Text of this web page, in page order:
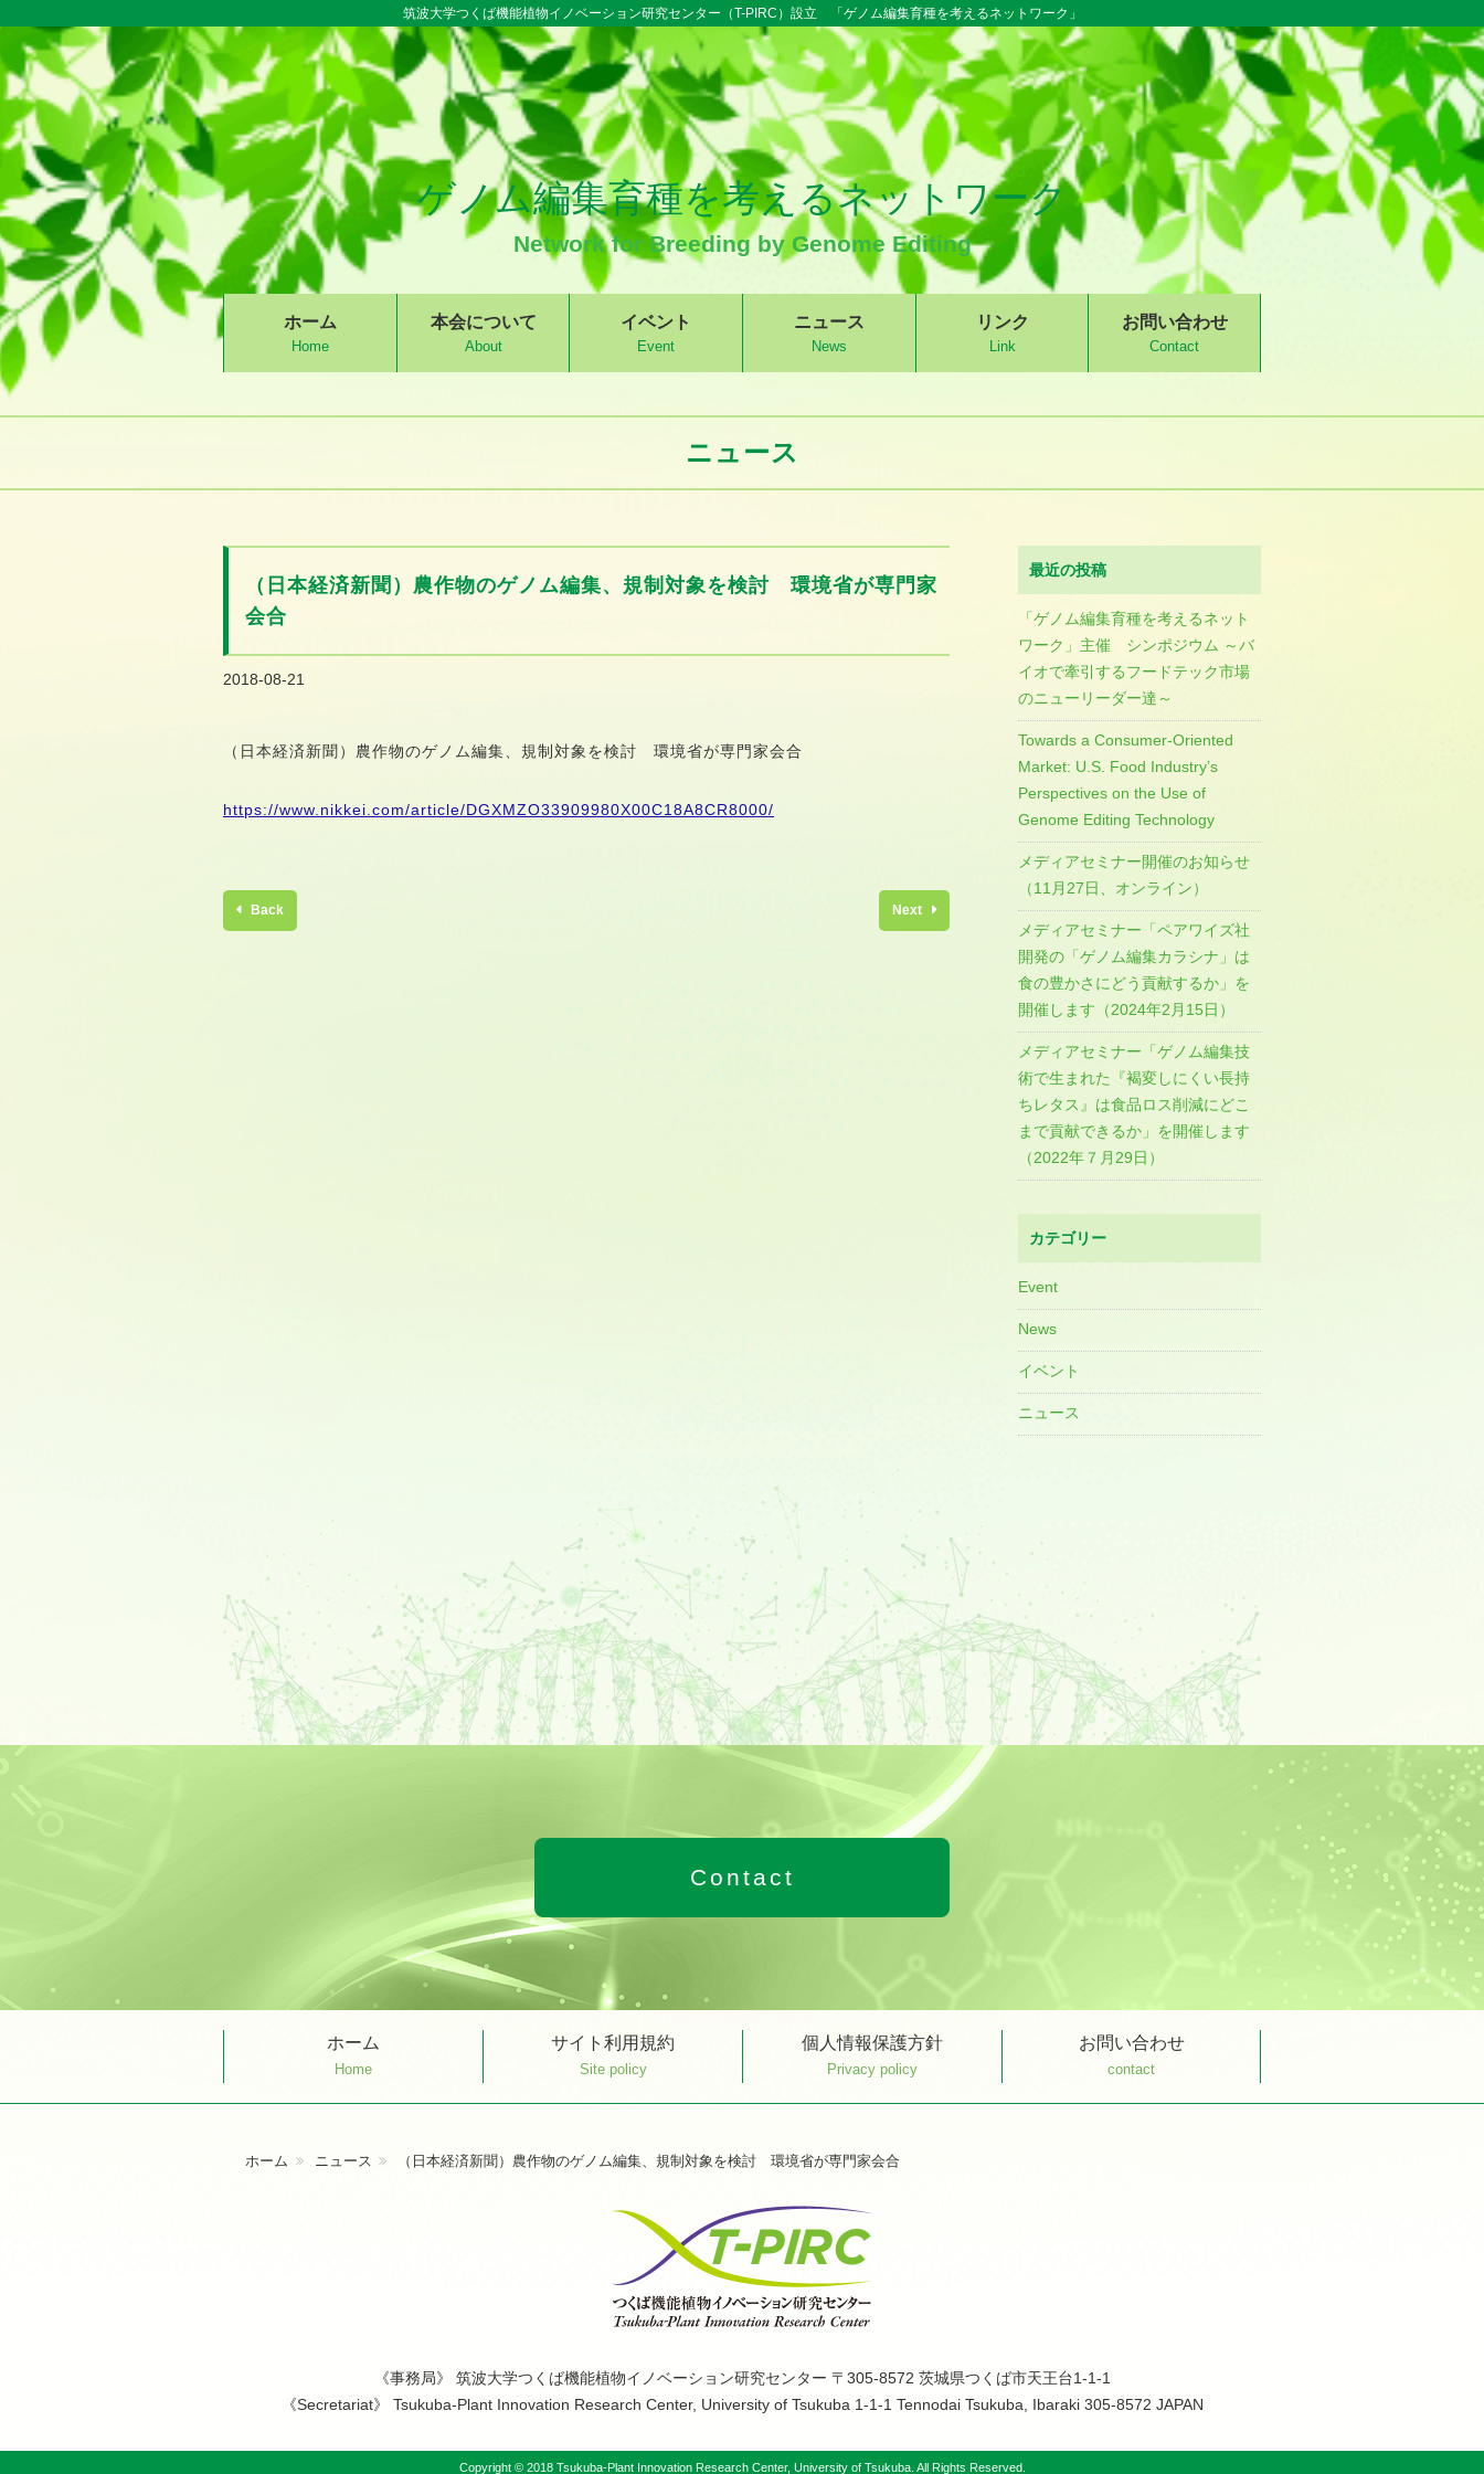
筑波大学つくば機能植物イノベーション研究センター（T-PIRC）設立 「ゲノム編集育種を考えるネットワーク」
ゲノム編集育種を考えるネットワーク
Network for Breeding by Genome Editing
i
ホーム
Home
本会について
About
イベント
Event
ニュース
News
リンク
Link
お問い合わせ
Contact
ニュース
（日本経済新聞）農作物のゲノム編集、規制対象を検討 環境省が専門家
会合
2018-08-21
（日本経済新聞）農作物のゲノム編集、規制対象を検討 環境省が専門家会合
https://www.nikkei.com/article/DGXMZO33909980X00C18A8CR8000/
Back Next
最近の投稿
「ゲノム編集育種を考えるネット
ワーク」主催 シンポジウム ～バ
イオで牽引するフードテック市場
のニューリーダー達～
Towards a Consumer-Oriented
Market: U.S. Food Industry’s
Perspectives on the Use of
Genome Editing Technology
メディアセミナー開催のお知らせ
（11月27日、オンライン）
メディアセミナー「ペアワイズ社
開発の「ゲノム編集カラシナ」は
食の豊かさにどう貢献するか」を
開催します（2024年2月15日）
メディアセミナー「ゲノム編集技
術で生まれた『褐変しにくい長持
ちレタス』は食品ロス削減にどこ
まで貢献できるか」を開催します
（2022年７月29日）
カテゴリー
Event
News
イベント
ニュース
Contact
ホーム
Home
サイト利用規約
Site policy
個人情報保護方針
Privacy policy
お問い合わせ
contact
ホーム ニュース （日本経済新聞）農作物のゲノム編集、規制対象を検討 環境省が専門家会合
《事務局》 筑波大学つくば機能植物イノベーション研究センター 〒305-8572 茨城県つくば市天王台1-1-1
《Secretariat》
Tsukuba-Plant Innovation Research Center, University of Tsukuba 1-1-1 Tennodai Tsukuba, Ibaraki 305-8572 JAPAN
Copyright © 2018 Tsukuba-Plant Innovation Research Center, University of Tsukuba. All Rights Reserved.